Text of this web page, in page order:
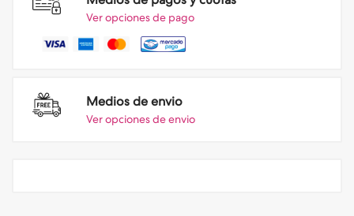
Ver opciones de pago
Medios de envio
Ver opciones de envio